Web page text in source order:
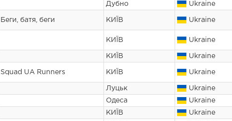
Дубно Ukraine
Беги, батя, беги КИЇВ Ukraine
КИЇВ Ukraine
КИЇВ Ukraine
Squad UA Runners КИЇВ Ukraine
Луцьк Ukraine
Одеса Ukraine
КИЇВ Ukraine